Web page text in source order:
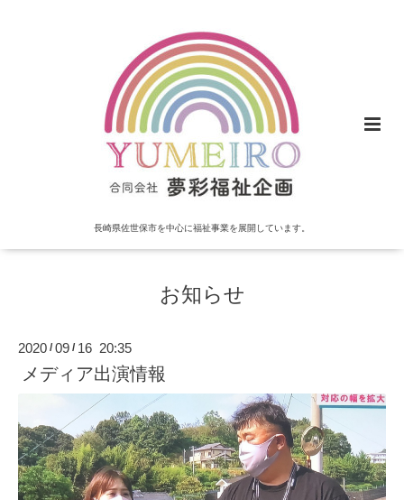
長崎県佐世保市を中心に福祉事業を展開しています。
お知らせ
2020 /09 / 16 20:35
メディア出演情報